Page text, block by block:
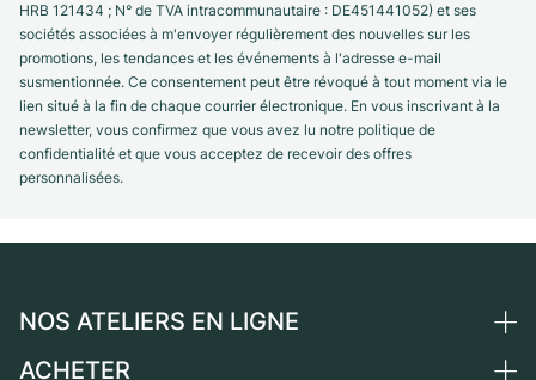
HRB 121434 ; N° de TVA intracommunautaire : DE451441052) et ses
sociétés associées à m'envoyer régulièrement des nouvelles sur les
promotions, les tendances et les événements à l'adresse e-mail
susmentionnée. Ce consentement peut être révoqué à tout moment via le
lien situé à la fin de chaque courrier électronique. En vous inscrivant à la
newsletter, vous confirmez que vous avez lu notre politique de
confidentialité et que vous acceptez de recevoir des offres
personnalisées.
NOS ATELIERS EN LIGNE
Allemagne
ACHETER